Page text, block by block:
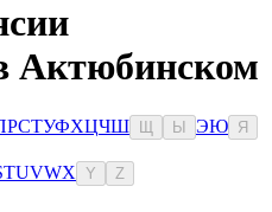
Актюбинском
РСТУФХЦЧШ Ы ЭЮ Я
TUVWX Y Z